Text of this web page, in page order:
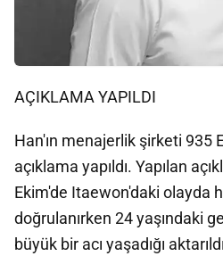
AÇIKLAMA YAPILDI
Han'ın menajerlik şirketi 935
açıklama yapıldı. Yapılan
Ekim'de Itaewon'daki olayda
doğrulanırken 24 yaşındaki
büyük bir acı yaşadığı